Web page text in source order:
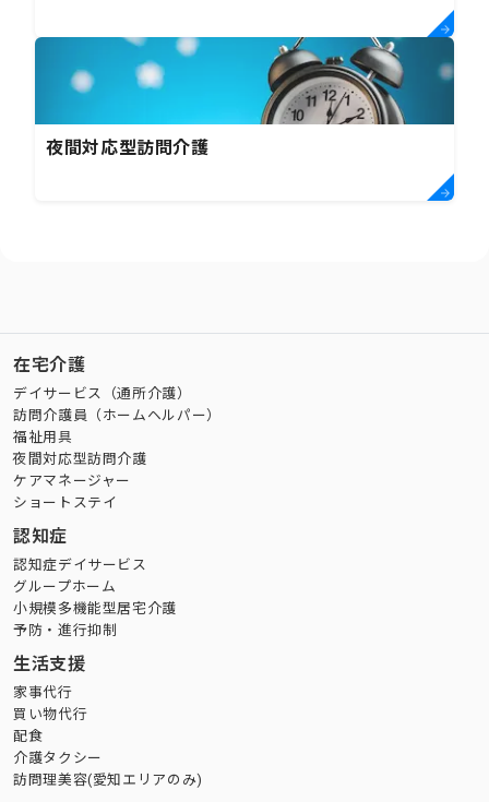
夜間対応型訪問介護
在宅介護
デイサービス（通所介護）
訪問介護員（ホームヘルパー）
福祉用具
夜間対応型訪問介護
ケアマネージャー
ショートステイ
認知症
認知症デイサービス
グループホーム
小規模多機能型居宅介護
予防・進行抑制
生活支援
家事代行
買い物代行
配食
介護タクシー
訪問理美容(愛知エリアのみ)